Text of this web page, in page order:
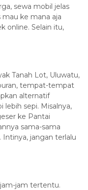
sewa mobil jelas
mau ke mana aja
online. Selain itu,
Tanah Lot, Uluwatu,
tempat-tempat
alternatif
lebih sepi. Misalnya,
ke Pantai
sama-sama
Intinya, jangan terlalu
jam tertentu.